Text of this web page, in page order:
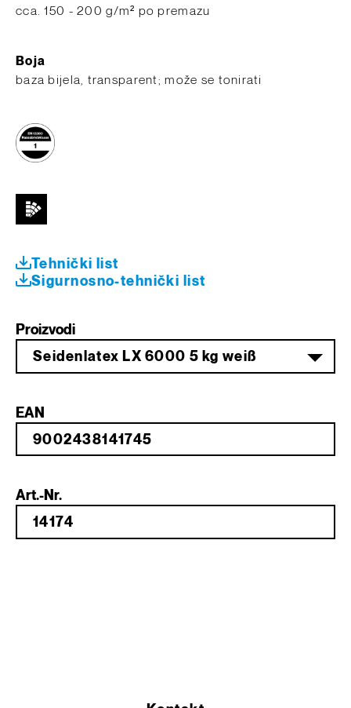
cca. 150 - 200 g/m² po premazu
Boja
baza bijela, transparent; može se tonirati
Tehnički list
Sigurnosno-tehnički list
Proizvodi
Seidenlatex LX 6000 5 kg weiß
EAN
Art.-Nr.